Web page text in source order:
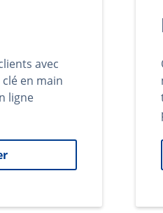
avec
en main
ligne